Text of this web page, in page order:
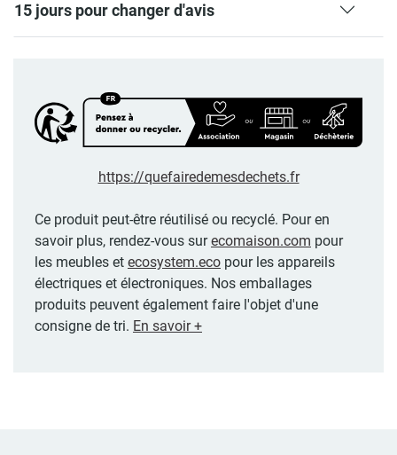
15 jours pour changer d'avis
https://quefairedemesdechets.fr
Ce produit peut-être réutilisé ou recyclé. Pour en
savoir plus, rendez-vous surecomaison.com pour
les meubles et ecosystem.eco pour les appareils
électriques et électroniques. Nos emballages
produits peuvent également faire l'objet d'une
consigne de tri. En savoir +